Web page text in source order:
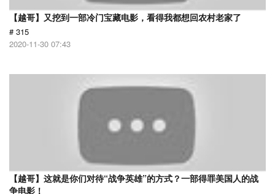
【越哥】又挖到一部冷门宝藏电影，看得我都想回农村老家了
# 315
2020-11-30 07:43
【越哥】这就是你们对待“战争英雄”的方式？一部得罪美国人的战
争电影！